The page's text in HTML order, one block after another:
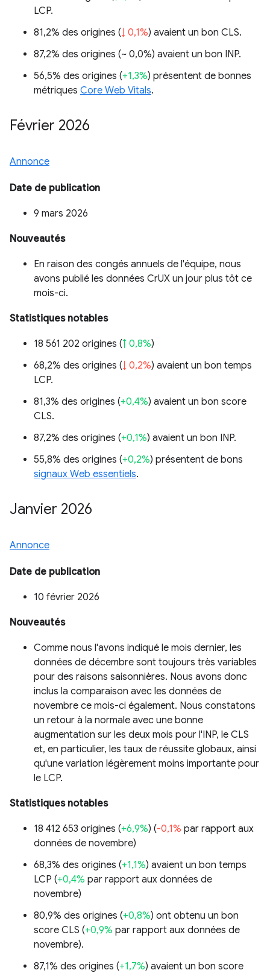
LCP.
81,2% des origines (↓ 0,1%) avaient un bon CLS.
87,2% des origines (~ 0,0%) avaient un bon INP.
56,5% des origines (+1,3%) présentent de bonnes
métriques Core Web Vitals.
Février 2026
Annonce
Date de publication
9 mars 2026
Nouveautés
En raison des congés annuels de l'équipe, nous
avons publié les données CrUX un jour plus tôt ce
mois-ci.
Statistiques notables
18 561 202 origines (↑ 0,8%)
68,2% des origines (↓ 0,2%) avaient un bon temps
LCP.
81,3% des origines (+0,4%) avaient un bon score
CLS.
87,2% des origines (+0,1%) avaient un bon INP.
55,8% des origines (+0,2%) présentent de bons
signaux Web essentiels.
Janvier 2026
Annonce
Date de publication
10 février 2026
Nouveautés
Comme nous l'avons indiqué le mois dernier, les
données de décembre sont toujours très variables
pour des raisons saisonnières. Nous avons donc
inclus la comparaison avec les données de
novembre ce mois-ci également. Nous constatons
un retour à la normale avec une bonne
augmentation sur les deux mois pour l'INP, le CLS
et, en particulier, les taux de réussite globaux, ainsi
qu'une variation légèrement moins importante pour
le LCP.
Statistiques notables
18 412 653 origines (+6,9%) (-0,1% par rapport aux
données de novembre)
68,3% des origines (+1,1%) avaient un bon temps
LCP (+0,4% par rapport aux données de
novembre)
80,9% des origines (+0,8%) ont obtenu un bon
score CLS (+0,9% par rapport aux données de
novembre).
87,1% des origines (+1,7%) avaient un bon score